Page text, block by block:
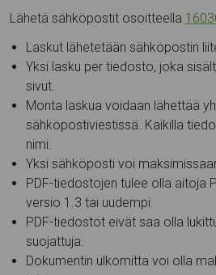
Lähetä sähköpostit osoitteella
Laskut lähetetään sähköpostin
Yksi lasku per tiedosto, joka
sivut.
Monta laskua voidaan lähettää
sähköpostiviestissä. Kaikilla
nimi.
Yksi sähköposti voi
PDF-tiedostojen tulee olla aitoja
versio 1.3 tai uudempi.
PDF-tiedostot eivät saa olla
suojattuja.
Dokumentin ulkomitta voi olla